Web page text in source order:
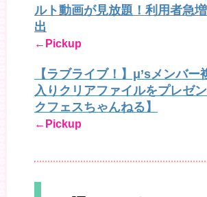
ルト動画が見放題！利用者急
出
←Pickup
【ラブライブ！】μ’sメンバー
入りクリアファイルをプレゼ
クフェスちゃんねる】
←Pickup